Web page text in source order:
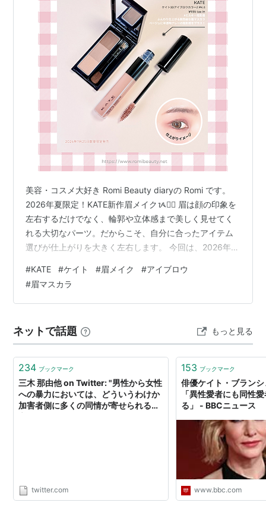
美容・コスメ大好き Romi Beauty diaryの Romi です。
2026年夏限定！KATE新作眉メイクᝰ✍🏻 眉は顔の印象を
左右するだけでなく、輪郭や立体感まで美しく見せてく
れる大切なパーツ。だからこそ、自分に合ったアイテム
選びが仕上がりを大きく左右します。 今回は、2026年夏
使用感など、詳しくご紹介します。 プチプラとは思えな
いクオリティで、いつもの眉メイクをアップデートした
い方は必見です♡ 目次 ケイト デザイニングアイブロウ
チ ◆ Instagram ◆ X …
#KATE #ケイト #眉メイク #アイブロウ
#眉マスカラ
ネットで話題 もっと見る
234 ブックマーク
三木 那由他 on Twitter: "男性から女性
への暴力においては、どういうわけか
加害者側に多くの同情が寄せられると
twitter.com
153 ブックマーク
俳優ケイト・ブラン
「異性愛者にも同性
る」 - BBCニュース
www.bbc.com